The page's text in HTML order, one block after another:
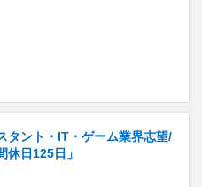
タント・IT・ゲーム業界志望/
休日125日」